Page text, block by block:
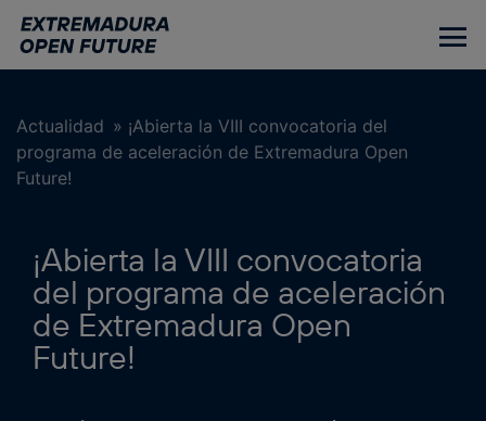
contenido
Actualidad » ¡Abierta la VIII convocatoria del
programa de aceleración de Extremadura Open
Future!
¡Abierta la VIII convocatoria
del programa de aceleración
de Extremadura Open
Future!